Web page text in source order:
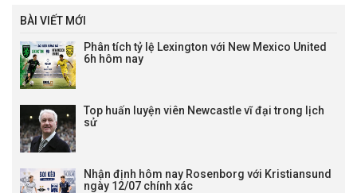
BÀI VIẾT MỚI
Phân tích tỷ lệ Lexington với New Mexico United
6h hôm nay
Top huấn luyện viên Newcastle vĩ đại trong lịch
sử
Nhận định hôm nay Rosenborg với Kristiansund
ngày 12/07 chính xác